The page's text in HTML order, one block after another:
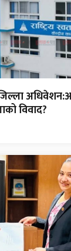
विवाद?